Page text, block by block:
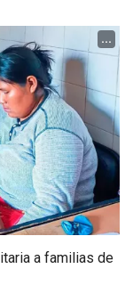
...
a familias de